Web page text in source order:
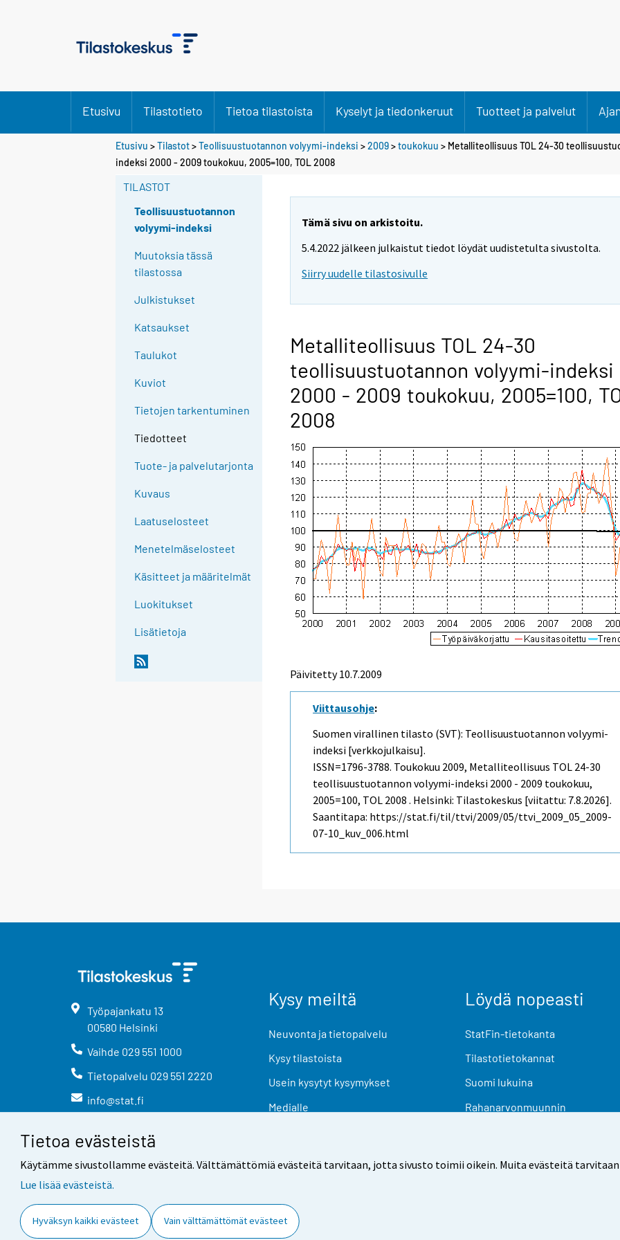
Tietoa evästeistä
Käytämme sivustollamme evästeitä. Välttämättömiä evästeitä tarvitaan, jotta sivusto toimii oikein. Muita evästeitä
Lue lisää evästeistä.
Hyväksyn kaikki evästeet Vain välttämättömät evästeet
Etusivu Tilastotieto Tietoa tilastoista Kyselyt ja tiedonkeruut Tuotteet ja palvelut
Etusivu >Tilastot>Teollisuustuotannon volyymi-indeksi >2009>toukokuu > Metalliteollisuus TOL 24-30
indeksi 2000 - 2009 toukokuu, 2005=100, TOL 2008
TILASTOT
Teollisuustuotannon
volyymi-indeksi
Muutoksia tässä
tilastossa
Julkistukset
Katsaukset
Taulukot
Kuviot
Tietojen tarkentuminen
Tiedotteet
Tuote- ja palvelutarjonta
Kuvaus
Laatuselosteet
Menetelmäselosteet
Käsitteet ja määritelmät
Luokitukset
Lisätietoja
Tämä sivu on arkistoitu.
5.4.2022 jälkeen julkaistut tiedot löydät uudistetulta sivustolta.
Siirry uudelle tilastosivulle
Metalliteollisuus TOL 24-30
teollisuustuotannon volyymi-indeksi
2000 - 2009 toukokuu, 2005=100,
2008
Päivitetty10.7.2009
Viittausohje:
Suomen virallinen tilasto (SVT): Teollisuustuotannon volyymi-
indeksi [verkkojulkaisu].
ISSN=1796-3788. Toukokuu 2009, Metalliteollisuus TOL 24-30
teollisuustuotannon volyymi-indeksi 2000 - 2009 toukokuu,
2005=100, TOL 2008 . Helsinki: Tilastokeskus [viitattu: 7.8.2026].
Saantitapa: https://stat.fi/til/ttvi/2009/05/ttvi_2009_05_2009-
07-10_kuv_006.html
Työpajankatu 13
00580 Helsinki
Vaihde 029 551 1000
Tietopalvelu 029 551 2220
info@stat.fi
Kysy meiltä
Neuvonta ja tietopalvelu
Kysy tilastoista
Usein kysytyt kysymykset
Medialle
Löydä nopeasti
StatFin-tietokanta
Tilastotietokannat
Suomi lukuina
Rahanarvonmuunnin
Yhteystiedot Palaute